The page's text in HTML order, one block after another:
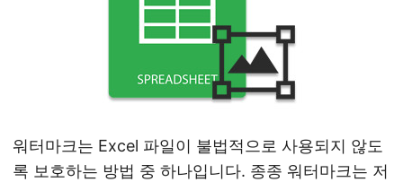
워터마크는 Excel 파일이 불법적으로 사용되지 않도
록 보호하는 방법 중 하나입니다. 종종 워터마크는 저